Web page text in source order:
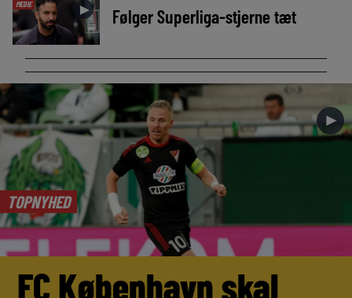
MEDIE ► Følger Superliga-stjerne tæt
TOPNYHED
►
FC København skal